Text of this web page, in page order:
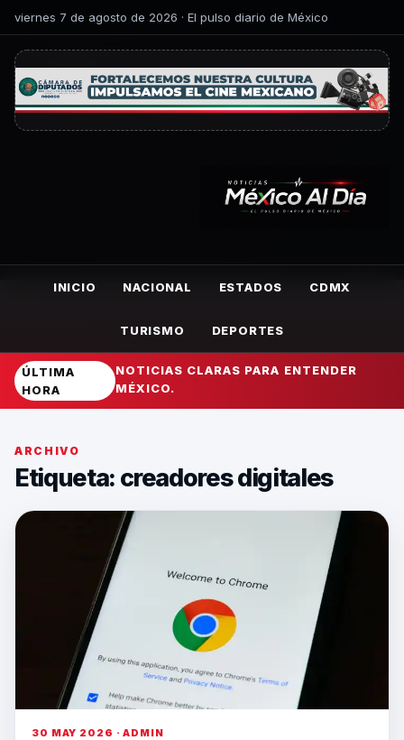
viernes 7 de agosto de 2026 · El pulso diario de México
INICIO NACIONAL ESTADOS CDMX
TURISMO DEPORTES
ÚLTIMA
HORA
NOTICIAS CLARAS PARA ENTENDER
MÉXICO.
ARCHIVO
Etiqueta: creadores digitales
30 MAY 2026 · ADMIN